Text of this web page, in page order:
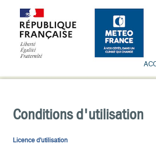
Conditions d'utilisation
Licence d'utilisation